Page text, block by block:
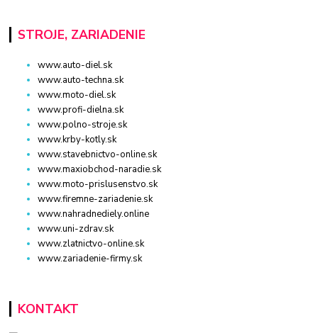
STROJE, ZARIADENIE
www.auto-diel.sk
www.auto-techna.sk
www.moto-diel.sk
www.profi-dielna.sk
www.polno-stroje.sk
www.krby-kotly.sk
www.stavebnictvo-online.sk
www.maxiobchod-naradie.sk
www.moto-prislusenstvo.sk
www.firemne-zariadenie.sk
www.nahradnediely.online
www.uni-zdrav.sk
www.zlatnictvo-online.sk
www.zariadenie-firmy.sk
KONTAKT